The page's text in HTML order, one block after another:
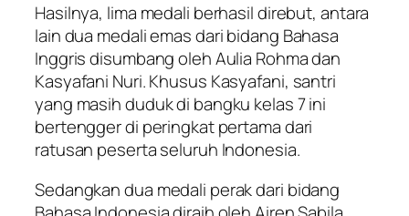
Hasilnya, lima medali berhasil direbut, antara
lain dua medali emas dari bidang Bahasa
Inggris disumbang oleh Aulia Rohma dan
Kasyafani Nuri. Khusus Kasyafani, santri
yang masih duduk di bangku kelas 7 ini
bertengger di peringkat pertama dari
ratusan peserta seluruh Indonesia.
Sedangkan dua medali perak dari bidang